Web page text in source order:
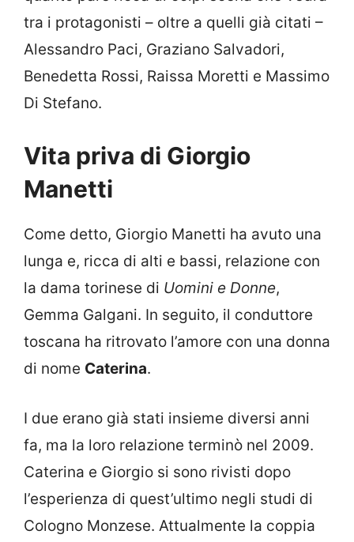
tra i protagonisti – oltre a quelli già citati –
Alessandro Paci, Graziano Salvadori,
Benedetta Rossi, Raissa Moretti e Massimo
Di Stefano.
Vita priva di Giorgio
Manetti
Come detto, Giorgio Manetti ha avuto una
lunga e, ricca di alti e bassi, relazione con
la dama torinese di Uomini e Donne,
Gemma Galgani. In seguito, il conduttore
toscana ha ritrovato l’amore con una donna
di nome Caterina.
I due erano già stati insieme diversi anni
fa, ma la loro relazione terminò nel 2009.
Caterina e Giorgio si sono rivisti dopo
l’esperienza di quest’ultimo negli studi di
Cologno Monzese. Attualmente la coppia